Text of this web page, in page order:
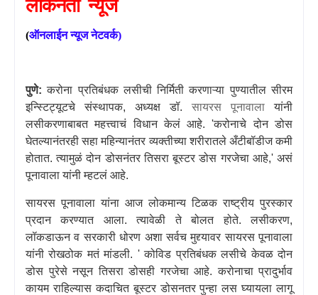
लोकनेता न्यूज
(ऑनलाईन न्यूज नेटवर्क)
पुणे: करोना प्रतिबंधक लसीची निर्मिती करणाऱ्या पुण्यातील सीरम
इन्स्टिट्यूटचे संस्थापक, अध्यक्ष डॉ. सायरस पूनावाला
यांनी
लसीकरणाबाबत महत्त्वाचं विधान केलं आहे.'करोनाचे दोन डोस
घेतल्यानंतरही सहा महिन्यानंतर व्यक्तीच्या शरीरातले अँटीबॉडीज कमी
होतात. त्यामुळं दोन डोसनंतर तिसरा बूस्टर डोस गरजेचा आहे,'असं
पूनावाला यांनी म्हटलं आहे.
सायरस पूनावाला यांना आज लोकमान्य टिळक राष्ट्रीय पुरस्कार
प्रदान करण्यात आला. त्यावेळी ते बोलत होते. लसीकरण,
लॉकडाऊन व सरकारी धोरण अशा सर्वच मुद्द्यावर सायरस पूनावाला
यांनी रोखठोक मतं मांडली. 'कोविड प्रतिबंधक लसीचे केवळ दोन
डोस पुरेसे नसून तिसरा डोसही गरजेचा आहे. करोनाचा प्रादुर्भाव
कायम राहिल्यास कदाचित बूस्टर डोसनतर पुन्हा लस घ्यायला लागू